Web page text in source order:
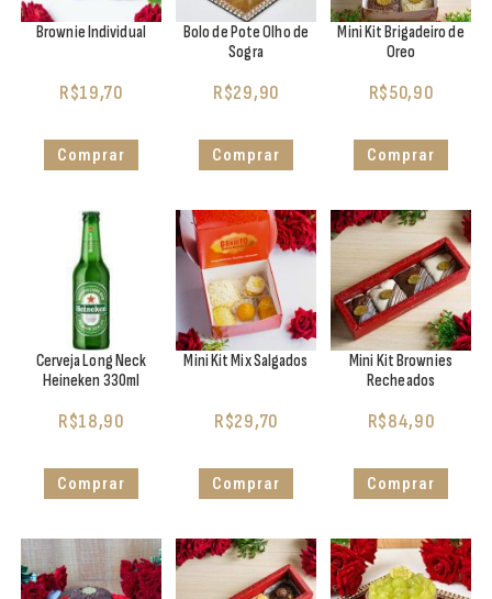
Brownie Individual
R$19,70
Comprar
Bolo de Pote Olho de
Sogra
R$29,90
Comprar
Mini Kit Brigadeiro de
Oreo
R$50,90
Comprar
Cerveja Long Neck
Heineken 330ml
R$18,90
Comprar
Mini Kit Mix Salgados
R$29,70
Comprar
Mini Kit Brownies
Recheados
R$84,90
Comprar